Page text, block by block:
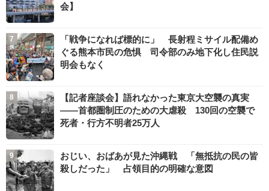
会】
「戦争になれば標的に」 長射程ミサイル配備め
ぐる熊本市民の危惧 司令部のみ地下化し住民説
明会もなく
【記者座談会】語れなかった東京大空襲の真実
――首都圏制圧のための大虐殺 130回の空襲で
死者・行方不明者25万人
おじい、おばあが見た沖縄戦 「無抵抗の民の皆
殺しだった」 占領目的の明確な意図